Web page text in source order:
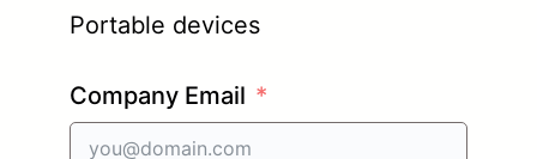
Portable devices
Company Email